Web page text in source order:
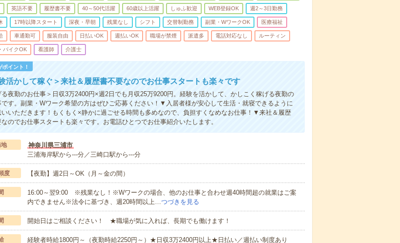
英語不要 履歴書不要 40～50代活躍 60歳以上活躍 しゅふ歓迎 WEB登録OK 週2～3日勤務
17時以降スタート 深夜・早朝 残業なし シフト 交替制勤務 副業・WワークOK 医療福祉
車通勤可 服装自由 日払いOK 週払いOK 職場が禁煙 派遣多 電話対応なし ルーティン
バイクOK 看護師 介護士
ポイント！
活かして稼ぐ＞来社＆履歴書不要なのでお仕事スタートも楽々です
る夜勤のお仕事＞日収3万2400円×週2日でも月収25万9200円。経験を活かして、かしこく稼げる夜勤の
です。副業・Wワーク希望の方はぜひご応募ください！▼入居者様が安心して生活・就寝できるように
いいただきます！もくもく×静かに過ごせる時間も多めなので、負担すくなめなお仕事！▼来社＆履歴
のでお仕事スタートも楽々です。お電話ひとつでお仕事紹介いたします。
地
神奈川県三浦市
三浦海岸駅から---分／三崎口駅から---分
度 【夜勤】週2日～OK（月～金の間）
16:00～翌9:00 ※残業なし！※Wワークの場合、他のお仕事と合わせ週40時間超の就業はご案
内できません※法令に基づき、週20時間以上…つづきを見る
開始日はご相談ください！ ★職場が気に入れば、長期でも働けます！
経験者時給1800円～（夜勤時給2250円～）★日収3万2400円以上★日払い／週払い制度あり